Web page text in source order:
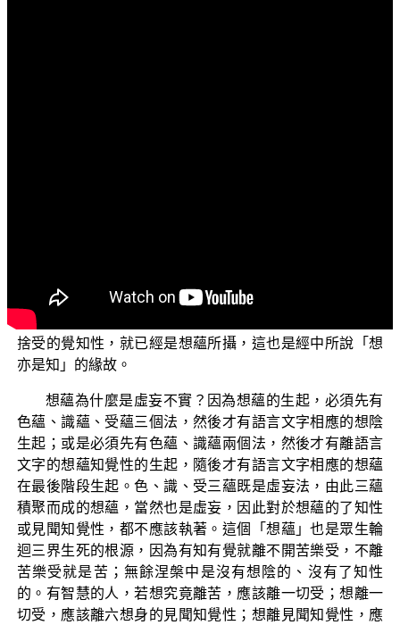
才會有憂受跟喜受，然後才有一般佛弟子所知語言文字相
應的想蘊。其實還沒有起語言文字時，領受身根苦、樂、
捨受的覺知性，就已經是想蘊所攝，這也是經中所說「想
亦是知」的緣故。
想蘊為什麼是虛妄不實？因為想蘊的生起，必須先有
色蘊、識蘊、受蘊三個法，然後才有語言文字相應的想陰
生起；或是必須先有色蘊、識蘊兩個法，然後才有離語言
文字的想蘊知覺性的生起，隨後才有語言文字相應的想蘊
在最後階段生起。色、識、受三蘊既是虛妄法，由此三蘊
積聚而成的想蘊，當然也是虛妄，因此對於想蘊的了知性
或見聞知覺性，都不應該執著。這個「想蘊」也是眾生輪
迴三界生死的根源，因為有知有覺就離不開苦樂受，不離
苦樂受就是苦；無餘涅槃中是沒有想陰的、沒有了知性
的。有智慧的人，若想究竟離苦，應該離一切受；想離一
切受，應該離六想身的見聞知覺性；想離見聞知覺性，應